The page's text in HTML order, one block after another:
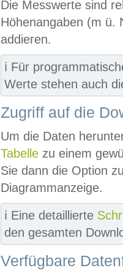
Die Messwerte sind
Höhenangaben (m ü.
addieren.
ℹ️ Für
Werte stehen auch
Zugriff auf die
Um die Daten
Tabelle zu einem
Sie dann die Option
Diagrammanzeige.
ℹ️ Eine detaillierte
den gesamten
Verfügbare